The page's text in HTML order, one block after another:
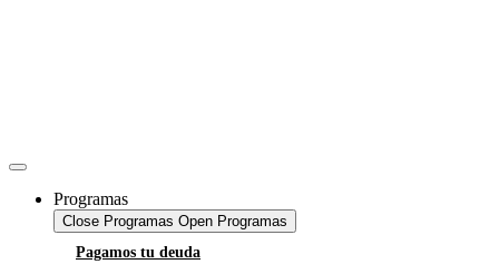
Programas
Close Programas Open Programas
Pagamos tu deuda